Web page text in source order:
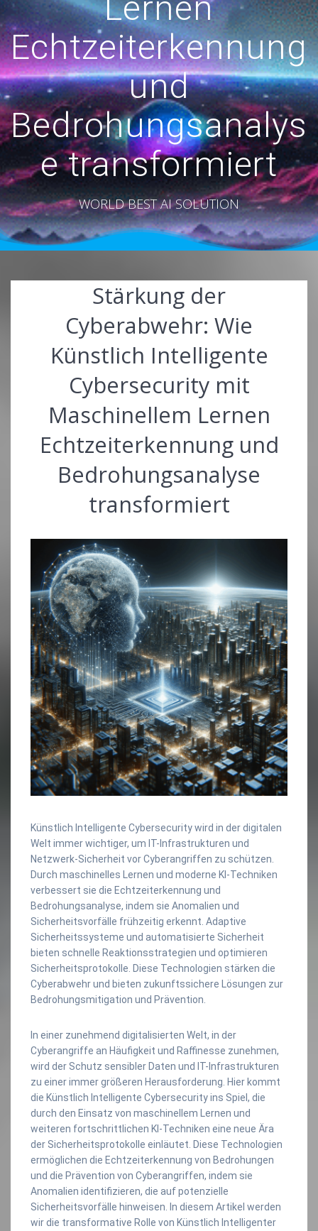
Echtzeiterkennung
und
Bedrohungsanalys
e transformiert
WORLD BEST AI SOLUTION
Stärkung der
Cyberabwehr: Wie
Künstlich Intelligente
Cybersecurity mit
Maschinellem Lernen
Echtzeiterkennung und
Bedrohungsanalyse
transformiert
Künstlich Intelligente Cybersecurity wird in der digitalen
Welt immer wichtiger, um IT-Infrastrukturen und
Netzwerk-Sicherheit vor Cyberangriffen zu schützen.
Durch maschinelles Lernen und moderne KI-Techniken
verbessert sie die Echtzeiterkennung und
Bedrohungsanalyse, indem sie Anomalien und
Sicherheitsvorfälle frühzeitig erkennt. Adaptive
Sicherheitssysteme und automatisierte Sicherheit
bieten schnelle Reaktionsstrategien und optimieren
Sicherheitsprotokolle. Diese Technologien stärken die
Cyberabwehr und bieten zukunftssichere Lösungen zur
Bedrohungsmitigation und Prävention.
In einer zunehmend digitalisierten Welt, in der
Cyberangriffe an Häufigkeit und Raffinesse zunehmen,
wird der Schutz sensibler Daten und IT-Infrastrukturen
zu einer immer größeren Herausforderung. Hier kommt
die Künstlich Intelligente Cybersecurity ins Spiel, die
durch den Einsatz von maschinellem Lernen und
weiteren fortschrittlichen KI-Techniken eine neue Ära
der Sicherheitsprotokolle einläutet. Diese Technologien
ermöglichen die Echtzeiterkennung von Bedrohungen
und die Prävention von Cyberangriffen, indem sie
Anomalien identifizieren, die auf potenzielle
Sicherheitsvorfälle hinweisen. In diesem Artikel werden
wir die transformative Rolle von Künstlich Intelligenter